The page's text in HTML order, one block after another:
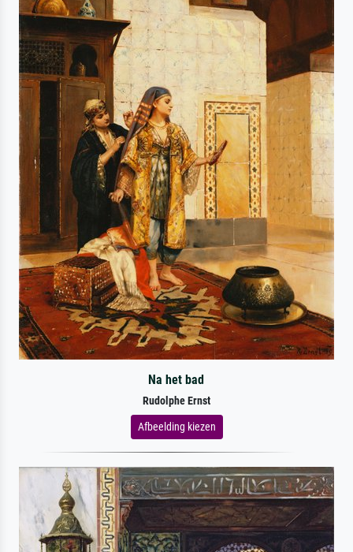
Na het bad
Rudolphe Ernst
Afbeelding kiezen